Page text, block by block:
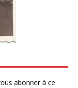
abonner à ce